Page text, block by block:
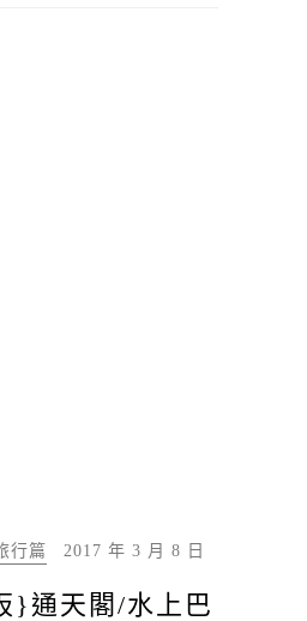
行篇 2017 年 3 月 8 日
}通天閣/水上巴